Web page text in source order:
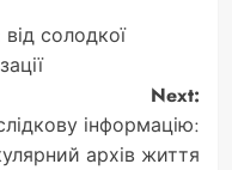
солодкої
Next:
інформацію:
архів життя